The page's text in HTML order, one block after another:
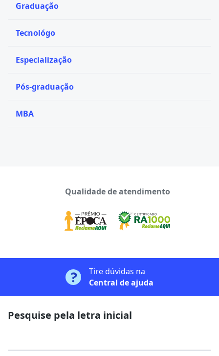
Graduação
Tecnológo
Especialização
Pós-graduação
MBA
Qualidade de atendimento
Tire dúvidas na
Central de ajuda
Pesquise pela letra inicial